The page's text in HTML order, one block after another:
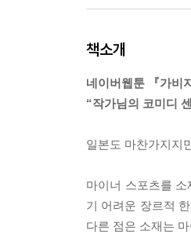
책소개
네이버웹툰 『가비
“작가님의 코미디
일본도 마찬가지지
마이너 스포츠를
기 어려운 장르적
다른 점은 소재는